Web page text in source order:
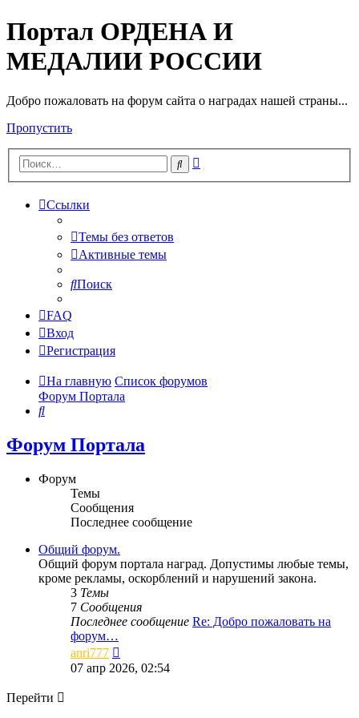
Портал ОРДЕНА И
МЕДАЛИИ РОССИИ
Добро пожаловать на форум сайта о наградах нашей страны...
Пропустить
Поиск
Ссылки
Темы без ответов
Активные темы
Поиск
FAQ
Вход
Регистрация
На главную Список форумов
Форум Портала
Поиск
Форум Портала
Форум
Темы
Сообщения
Последнее сообщение
Общий форум.
Общий форум портала наград. Допустимы любые темы,
кроме рекламы, оскорблений и нарушений закона.
3 Темы
7 Сообщения
Последнее сообщение Re: Добро пожаловать на
форум…
anri777
к
последнему
07 апр 2026, 02:54
Перейти